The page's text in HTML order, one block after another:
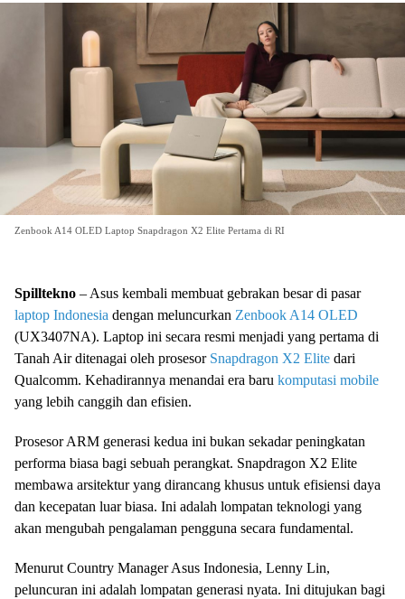
Zenbook A14 OLED Laptop Snapdragon X2 Elite Pertama di RI
Spilltekno – Asus kembali membuat gebrakan besar di pasar
laptop Indonesia dengan meluncurkan Zenbook A14 OLED
(UX3407NA). Laptop ini secara resmi menjadi yang pertama di
Tanah Air ditenagai oleh prosesor Snapdragon X2 Elite dari
Qualcomm. Kehadirannya menandai era baru komputasi mobile
yang lebih canggih dan efisien.
Prosesor ARM generasi kedua ini bukan sekadar peningkatan
performa biasa bagi sebuah perangkat. Snapdragon X2 Elite
membawa arsitektur yang dirancang khusus untuk efisiensi daya
dan kecepatan luar biasa. Ini adalah lompatan teknologi yang
akan mengubah pengalaman pengguna secara fundamental.
Menurut Country Manager Asus Indonesia, Lenny Lin,
peluncuran ini adalah lompatan generasi nyata. Ini ditujukan bagi